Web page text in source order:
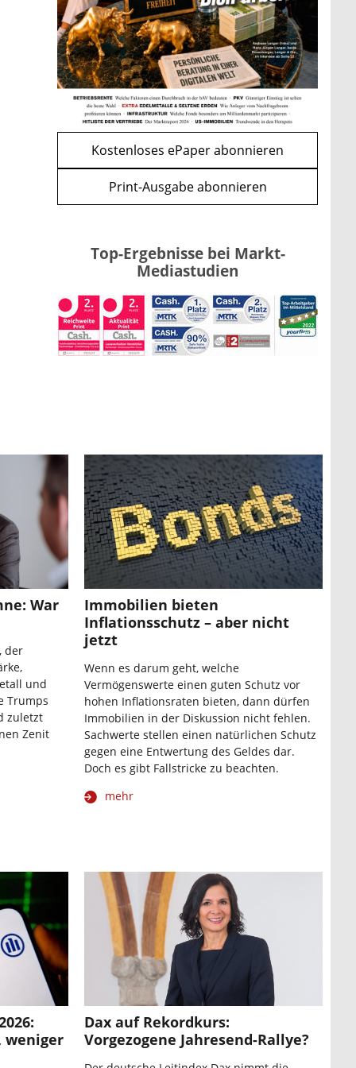
WEITERE ARTIKEL
zurückweiter
Förderung im Überblick –
Tabelle mit Kreditbeträgen und
Einkommensgrenzen
mehr
Kostenloses ePaper abonnieren
Print-Ausgabe abonnieren
Top-Ergebnisse bei Markt-
Mediastudien
War
der
und
Trumps
zuletzt
Zenit
Immobilien bieten
Inflationsschutz – aber nicht
jetzt
Wenn es darum geht, welche
Vermögenswerte einen guten Schutz vor
hohen Inflationsraten bieten, dann dürfen
Immobilien in der Diskussion nicht fehlen.
Sachwerte stellen einen natürlichen Schutz
gegen eine Entwertung des Geldes dar.
Doch es gibt Fallstricke zu beachten.
mehr
weniger
Dax auf Rekordkurs:
Vorgezogene Jahresend-Rallye?